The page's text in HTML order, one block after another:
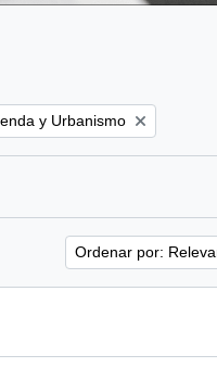
y Urbanismo
Ordenar por: